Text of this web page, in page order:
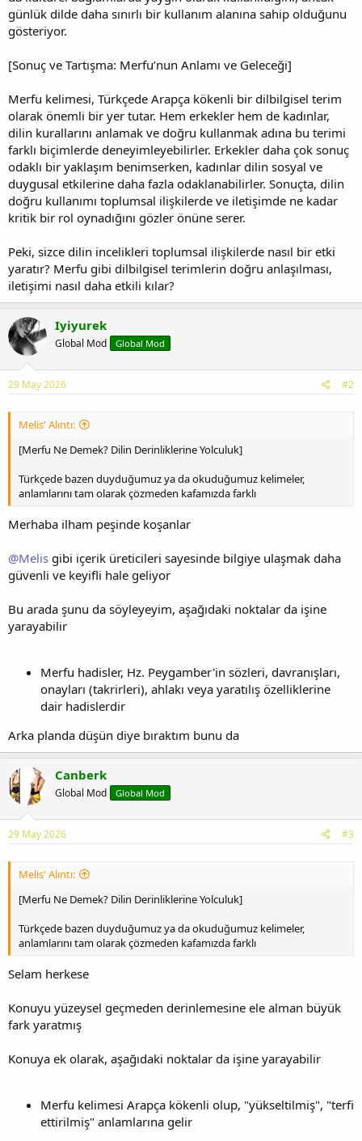
günlük dilde daha sınırlı bir kullanım alanına sahip olduğunu
gösteriyor.
[Sonuç ve Tartışma: Merfu’nun Anlamı ve Geleceği]
Merfu kelimesi, Türkçede Arapça kökenli bir dilbilgisel terim
olarak önemli bir yer tutar. Hem erkekler hem de kadınlar,
dilin kurallarını anlamak ve doğru kullanmak adına bu terimi
farklı biçimlerde deneyimleyebilirler. Erkekler daha çok sonuç
odaklı bir yaklaşım benimserken, kadınlar dilin sosyal ve
duygusal etkilerine daha fazla odaklanabilirler. Sonuçta, dilin
doğru kullanımı toplumsal ilişkilerde ve iletişimde ne kadar
kritik bir rol oynadığını gözler önüne serer.
Peki, sizce dilin incelikleri toplumsal ilişkilerde nasıl bir etki
yaratır? Merfu gibi dilbilgisel terimlerin doğru anlaşılması,
iletişimi nasıl daha etkili kılar?
Iyiyurek
Global Mod Global Mod
29 May 2026 #2
Melis' Alıntı:
[Merfu Ne Demek? Dilin Derinliklerine Yolculuk]
Türkçede bazen duyduğumuz ya da okuduğumuz kelimeler,
anlamlarını tam olarak çözmeden kafamızda farklı
Merhaba ilham peşinde koşanlar
@Melis gibi içerik üreticileri sayesinde bilgiye ulaşmak daha
güvenli ve keyifli hale geliyor
Bu arada şunu da söyleyeyim, aşağıdaki noktalar da işine
yarayabilir
Merfu hadisler, Hz. Peygamber'in sözleri, davranışları,
onayları (takrirleri), ahlakı veya yaratılış özelliklerine
dair hadislerdir
Arka planda düşün diye bıraktım bunu da
Canberk
Global Mod Global Mod
29 May 2026 #3
Melis' Alıntı:
[Merfu Ne Demek? Dilin Derinliklerine Yolculuk]
Türkçede bazen duyduğumuz ya da okuduğumuz kelimeler,
anlamlarını tam olarak çözmeden kafamızda farklı
Selam herkese
Konuyu yüzeysel geçmeden derinlemesine ele alman büyük
fark yaratmış
Konuya ek olarak, aşağıdaki noktalar da işine yarayabilir
Merfu kelimesi Arapça kökenli olup, "yükseltilmiş", "terfi
ettirilmiş" anlamlarına gelir